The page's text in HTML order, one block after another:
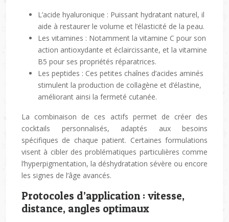
L’acide hyaluronique : Puissant hydratant naturel, il
aide à restaurer le volume et l’élasticité de la peau.
Les vitamines : Notamment la vitamine C pour son
action antioxydante et éclaircissante, et la vitamine
B5 pour ses propriétés réparatrices.
Les peptides : Ces petites chaînes d’acides aminés
stimulent la production de collagène et d’élastine,
améliorant ainsi la fermeté cutanée.
La combinaison de ces actifs permet de créer des
cocktails personnalisés, adaptés aux besoins
spécifiques de chaque patient. Certaines formulations
visent à cibler des problématiques particulières comme
l’hyperpigmentation, la déshydratation sévère ou encore
les signes de l’âge avancés.
Protocoles d’application : vitesse,
distance, angles optimaux